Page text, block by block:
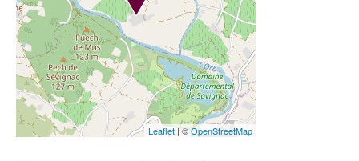
Leaflet| ©OpenStreetMap